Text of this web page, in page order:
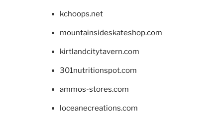
kchoops.net
mountainsideskateshop.com
kirtlandcitytavern.com
301nutritionspot.com
ammos-stores.com
loceanecreations.com